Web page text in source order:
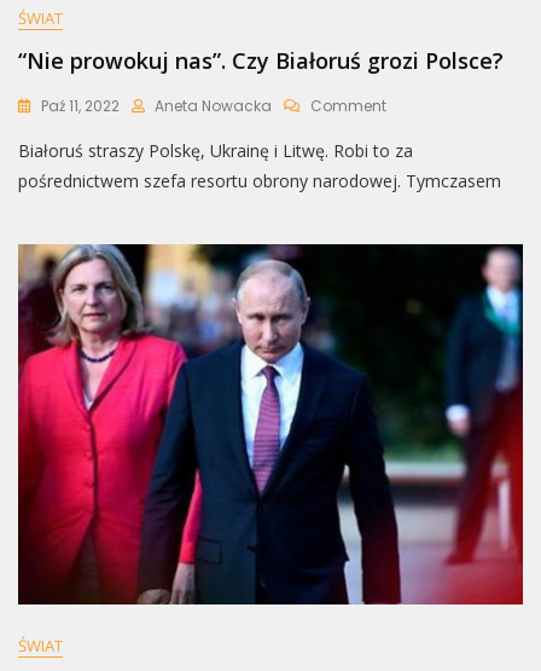
ŚWIAT
“Nie prowokuj nas”. Czy Białoruś grozi Polsce?
Paź 11, 2022 Aneta Nowacka CommentOn
Prowokuj
Nas”.
Czy
Grozi
Białoruś straszy Polskę, Ukrainę i Litwę. Robi to za
pośrednictwem szefa resortu obrony narodowej. Tymczasem
ŚWIAT